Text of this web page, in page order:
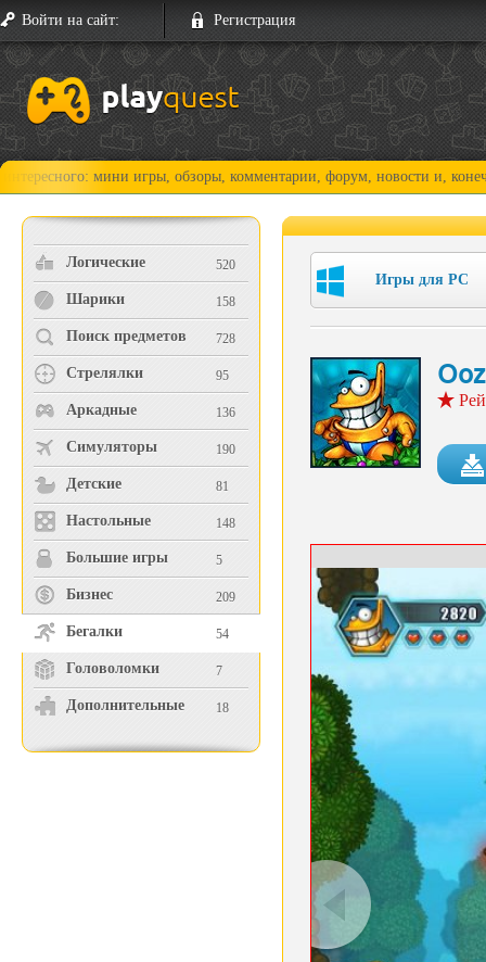
Войти на сайт: Регистрация
мини игры, обзоры, комментарии, форум, новости и, конечно,
Логические 520
Шарики 158
Поиск предметов 728
Стрелялки 95
Аркадные 136
Симуляторы 190
Детские 81
Настольные 148
Большие игры 5
Бизнес 209
Бегалки 54
Головоломки 7
Дополнительные 18
Игры для PC